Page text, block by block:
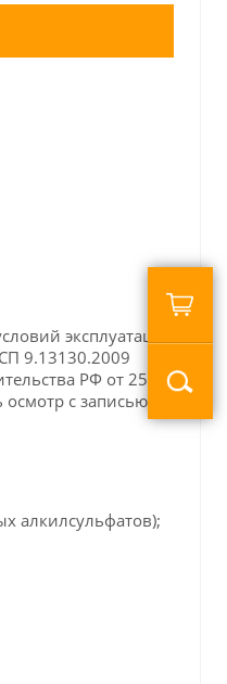
эксплуатации
9.13130.2009
РФ от 25
с записью в
алкилсульфатов);